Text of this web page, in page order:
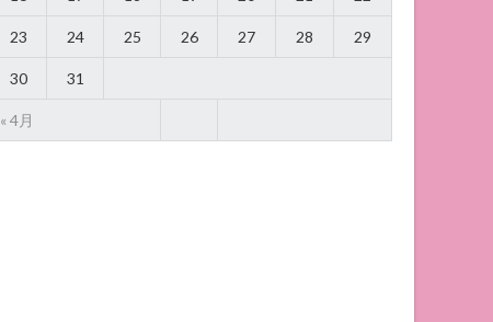
« 4月
23 24 25 26 27 28 29
30 31